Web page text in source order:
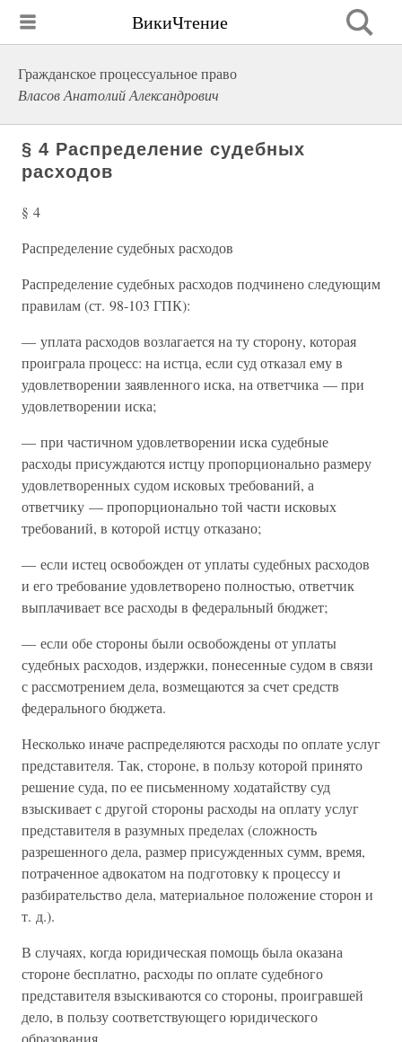
ВикиЧтение
Гражданское процессуальное право
Власов Анатолий Александрович
§ 4 Распределение судебных
расходов
§ 4
Распределение судебных расходов
Распределение судебных расходов подчинено следующим
правилам (ст. 98-103 ГПК):
— уплата расходов возлагается на ту сторону, которая
проиграла процесс: на истца, если суд отказал ему в
удовлетворении заявленного иска, на ответчика — при
удовлетворении иска;
— при частичном удовлетворении иска судебные
расходы присуждаются истцу пропорционально размеру
удовлетворенных судом исковых требований, а
ответчику — пропорционально той части исковых
требований, в которой истцу отказано;
— если истец освобожден от уплаты судебных расходов
и его требование удовлетворено полностью, ответчик
выплачивает все расходы в федеральный бюджет;
— если обе стороны были освобождены от уплаты
судебных расходов, издержки, понесенные судом в связи
с рассмотрением дела, возмещаются за счет средств
федерального бюджета.
Несколько иначе распределяются расходы по оплате услуг
представителя. Так, стороне, в пользу которой принято
решение суда, по ее письменному ходатайству суд
взыскивает с другой стороны расходы на оплату услуг
представителя в разумных пределах (сложность
разрешенного дела, размер присужденных сумм, время,
потраченное адвокатом на подготовку к процессу и
разбирательство дела, материальное положение сторон и
т. д.).
В случаях, когда юридическая помощь была оказана
стороне бесплатно, расходы по оплате судебного
представителя взыскиваются со стороны, проигравшей
дело, в пользу соответствующего юридического
образования.